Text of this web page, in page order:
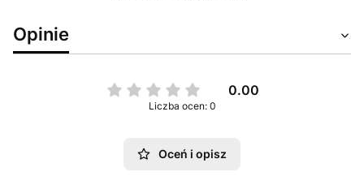
Opinie
0.00
Liczba ocen: 0
Oceń i opisz